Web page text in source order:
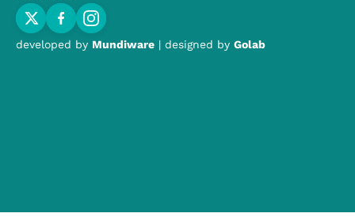
developed by Mundiware | designed by Golab